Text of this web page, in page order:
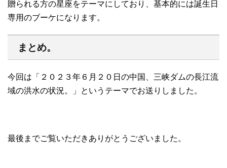
贈られる方の星座をテーマにしており、基本的には誕生日
専用のブーケになります。
まとめ。
今回は「２０２３年６月２０日の中国、三峡ダムの長江流
域の洪水の状況。」というテーマでお送りしました。
最後までご覧いただきありがとうございました。